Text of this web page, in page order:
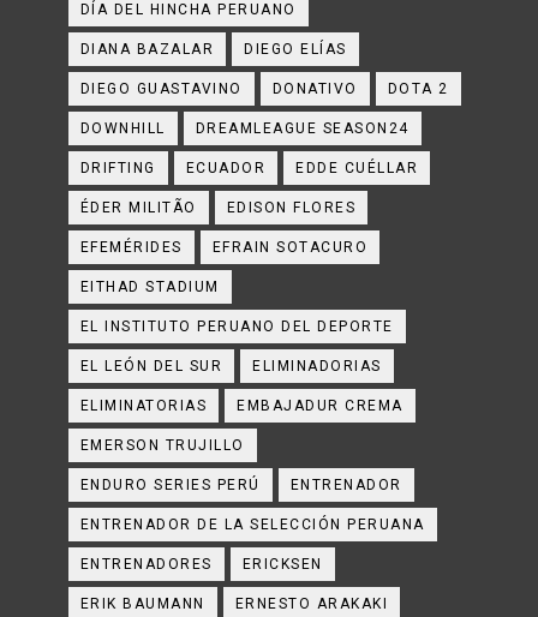
DÍA DEL HINCHA PERUANO
DIANA BAZALAR DIEGO ELÍAS
DIEGO GUASTAVINO DONATIVO DOTA 2
DOWNHILL DREAMLEAGUE SEASON24
DRIFTING ECUADOR EDDE CUÉLLAR
ÉDER MILITÃO EDISON FLORES
EFEMÉRIDES EFRAIN SOTACURO
EITHAD STADIUM
EL INSTITUTO PERUANO DEL DEPORTE
EL LEÓN DEL SUR ELIMINADORIAS
ELIMINATORIAS EMBAJADUR CREMA
EMERSON TRUJILLO
ENDURO SERIES PERÚ ENTRENADOR
ENTRENADOR DE LA SELECCIÓN PERUANA
ENTRENADORES ERICKSEN
ERIK BAUMANN ERNESTO ARAKAKI